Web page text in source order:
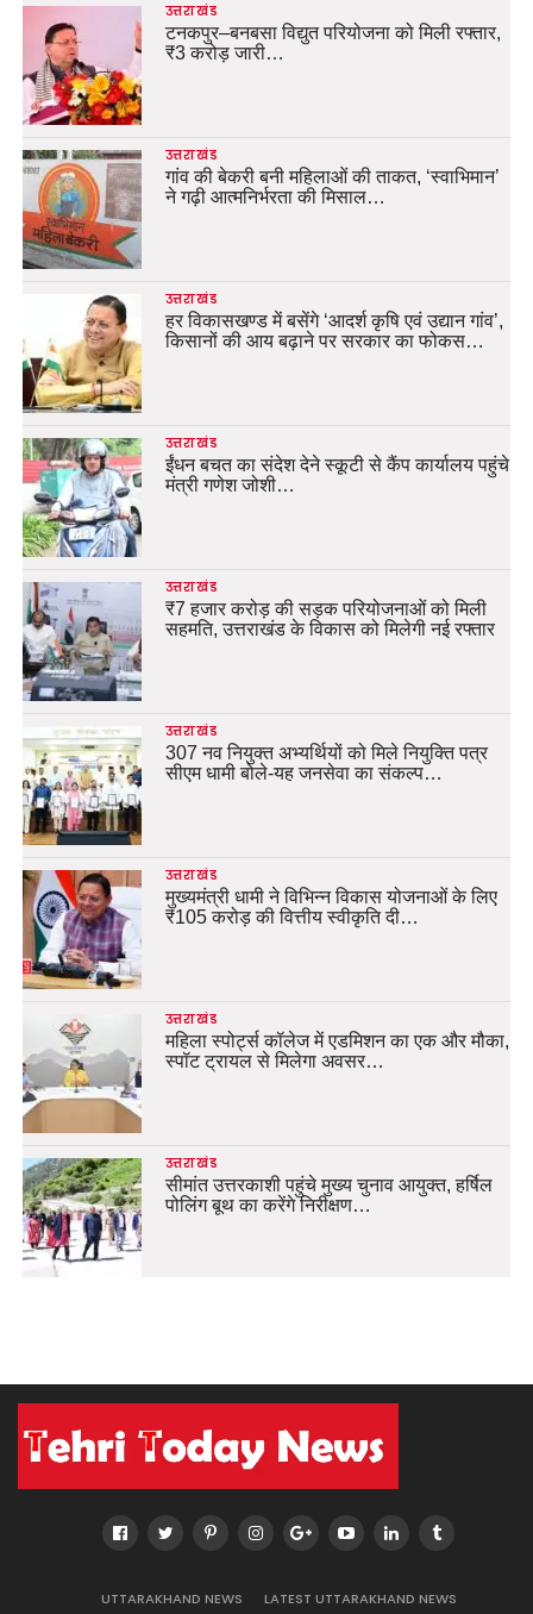
उत्तराखंड
टनकपुर–बनबसा विद्युत परियोजना को मिली रफ्तार,
₹3 करोड़ जारी…
उत्तराखंड
गांव की बेकरी बनी महिलाओं की ताकत, ‘स्वाभिमान’
ने गढ़ी आत्मनिर्भरता की मिसाल…
उत्तराखंड
हर विकासखण्ड में बसेंगे ‘आदर्श कृषि एवं उद्यान गांव’,
किसानों की आय बढ़ाने पर सरकार का फोकस…
उत्तराखंड
ईंधन बचत का संदेश देने स्कूटी से कैंप कार्यालय पहुंचे
मंत्री गणेश जोशी…
उत्तराखंड
₹7 हजार करोड़ की सड़क परियोजनाओं को मिली
सहमति, उत्तराखंड के विकास को मिलेगी नई रफ्तार
उत्तराखंड
307 नव नियुक्त अभ्यर्थियों को मिले नियुक्ति पत्र
सीएम धामी बोले-यह जनसेवा का संकल्प…
उत्तराखंड
मुख्यमंत्री धामी ने विभिन्न विकास योजनाओं के लिए
₹105 करोड़ की वित्तीय स्वीकृति दी…
उत्तराखंड
महिला स्पोर्ट्स कॉलेज में एडमिशन का एक और मौका,
स्पॉट ट्रायल से मिलेगा अवसर…
उत्तराखंड
सीमांत उत्तरकाशी पहुंचे मुख्य चुनाव आयुक्त, हर्षिल
पोलिंग बूथ का करेंगे निरीक्षण…
UTTARAKHAND NEWS
LATEST UTTARAKHAND NEWS